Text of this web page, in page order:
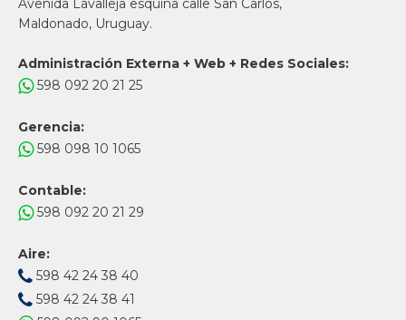
Avenida Lavalleja esquina calle San Carlos,
Maldonado, Uruguay.
Administración Externa + Web + Redes Sociales:
598 092 20 21 25
Gerencia:
598 098 10 1065
Contable:
598 092 20 21 29
Aire:
598 42 24 38 40
598 42 24 38 41